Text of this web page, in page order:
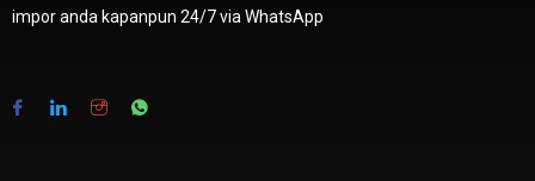
impor anda kapanpun 24/7 via WhatsApp